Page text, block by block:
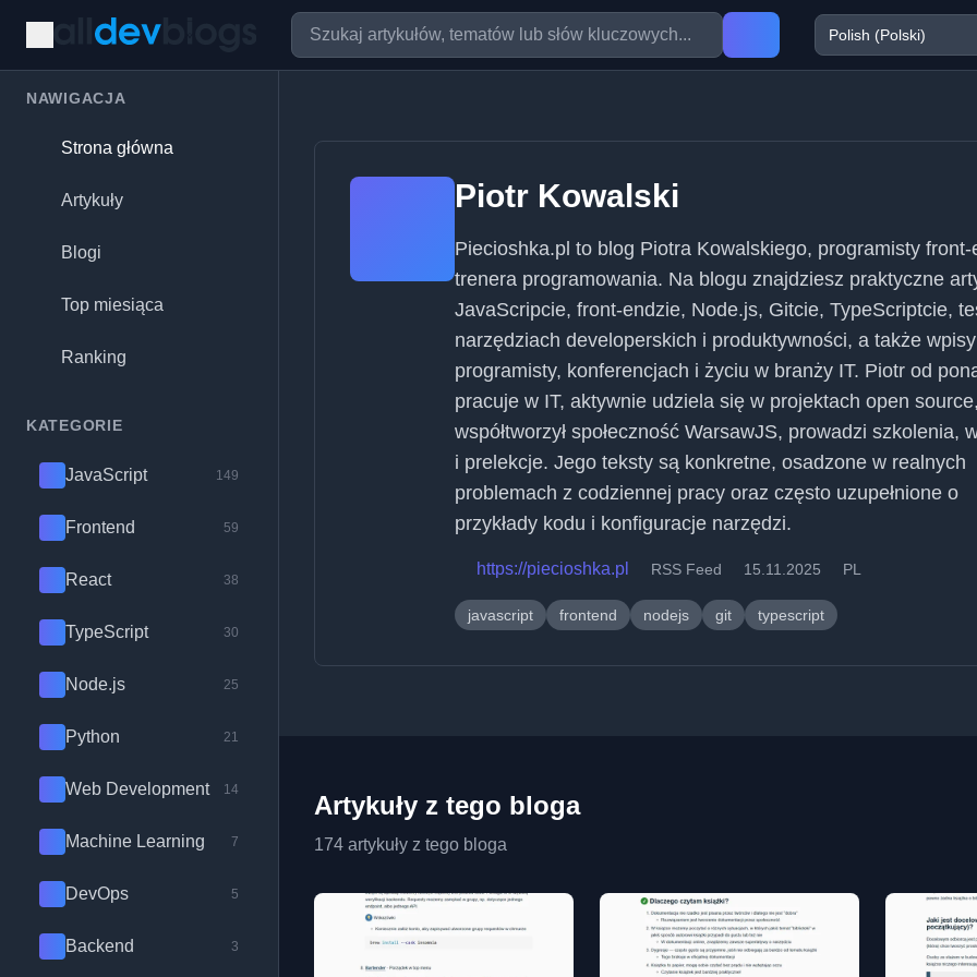
NAWIGACJA
Strona główna
Artykuły
Blogi
Top miesiąca
Ranking
KATEGORIE
JavaScript 149
Frontend 59
React 38
TypeScript 30
Node.js 25
Python 21
Web Development 14
Machine Learning 7
DevOps 5
Backend 3
Piotr Kowalski
Piecioshka.pl to blog Piotra Kowalskiego, programisty front-
trenera programowania. Na blogu znajdziesz praktyczne
JavaScripcie, front-endzie, Node.js, Gitcie, TypeScriptcie,
narzędziach developerskich i produktywności, a także
programisty, konferencjach i życiu w branży IT. Piotr od
pracuje w IT, aktywnie udziela się w projektach open source,
współtworzył społeczność WarsawJS, prowadzi szkolenia,
i prelekcje. Jego teksty są konkretne, osadzone w realnych
problemach z codziennej pracy oraz często uzupełnione o
przykłady kodu i konfiguracje narzędzi.
https://piecioshka.pl RSS Feed 15.11.2025 PL
javascript frontend nodejs git typescript
Artykuły z tego bloga
174 artykuły z tego bloga